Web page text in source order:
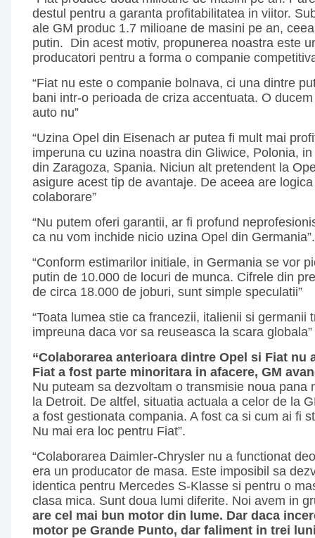
destul pentru a garanta profitabilitatea in viitor.
ale GM produc 1.7 milioane de masini pe an,
putin. Din acest motiv, propunerea noastra este
producatori pentru a forma o companie
“Fiat nu este o companie bolnava, ci una dintre
bani intr-o perioada de criza accentuata. O
auto nu”
“Uzina Opel din Eisenach ar putea fi mult mai
imperuna cu uzina noastra din Gliwice, Polonia,
din Zaragoza, Spania. Niciun alt pretendent la
asigure acest tip de avantaje. De aceea are
colaborare”
“Nu putem oferi garantii, ar fi profund
ca nu vom inchide nicio uzina Opel din Germania”.
“Conform estimarilor initiale, in Germania se vor
putin de 10.000 de locuri de munca. Cifrele din
de circa 18.000 de joburi, sunt simple speculatii”
“Toata lumea stie ca francezii, italienii si germanii
impreuna daca vor sa reuseasca la scara globala”
“Colaborarea anterioara dintre Opel si Fiat nu
Fiat a fost parte minoritara in afacere, GM
Nu puteam sa dezvoltam o transmisie noua pana
la Detroit. De altfel, situatia actuala a celor de la
a fost gestionata compania. A fost ca si cum ai fi
Nu mai era loc pentru Fiat”.
“Colaborarea Daimler-Chrysler nu a functionat
era un producator de masa. Este imposibil sa
identica pentru Mercedes S-Klasse si pentru o
clasa mica. Sunt doua lumi diferite. Noi avem in
are cel mai bun motor din lume. Dar daca
motor pe Grande Punto, dar faliment in trei